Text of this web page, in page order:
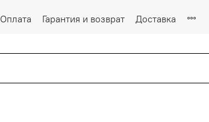
Оплата Гарантия и возврат Доставка